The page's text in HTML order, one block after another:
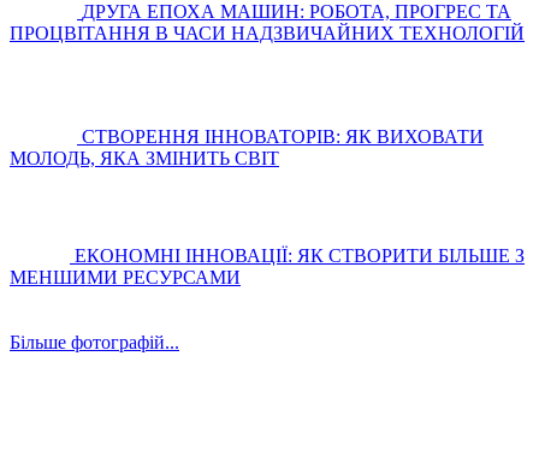
ДРУГА ЕПОХА МАШИН: РОБОТА, ПРОГРЕС ТА
ПРОЦВІТАННЯ В ЧАСИ НАДЗВИЧАЙНИХ ТЕХНОЛОГІЙ
СТВОРЕННЯ ІННОВАТОРІВ: ЯК ВИХОВАТИ
МОЛОДЬ, ЯКА ЗМІНИТЬ СВІТ
ЕКОНОМНІ ІННОВАЦІЇ: ЯК СТВОРИТИ БІЛЬШЕ З
МЕНШИМИ РЕСУРСАМИ
Більше фотографій...